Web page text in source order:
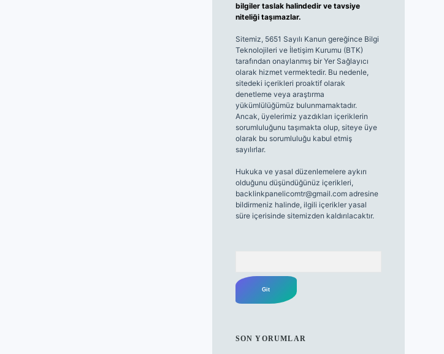
bilgiler taslak halindedir ve tavsiye
niteliği taşımazlar.
Sitemiz, 5651 Sayılı Kanun gereğince Bilgi
Teknolojileri ve İletişim Kurumu (BTK)
tarafından onaylanmış bir Yer Sağlayıcı
olarak hizmet vermektedir. Bu nedenle,
sitedeki içerikleri proaktif olarak
denetleme veya araştırma
yükümlülüğümüz bulunmamaktadır.
Ancak, üyelerimiz yazdıkları içeriklerin
sorumluluğunu taşımakta olup, siteye üye
olarak bu sorumluluğu kabul etmiş
sayılırlar.
Hukuka ve yasal düzenlemelere aykırı
olduğunu düşündüğünüz içerikleri,
backlinkpanelicomtr@gmail.comadresine
bildirmeniz halinde, ilgili içerikler yasal
süre içerisinde sitemizden kaldırılacaktır.
SON YORUMLAR